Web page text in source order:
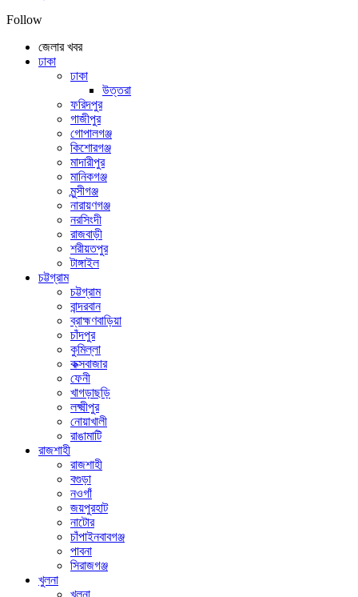
Follow
জেলার খবর
ঢাকা
ঢাকা
উত্তরা
ফরিদপুর
গাজীপুর
গোপালগঞ্জ
কিশোরগঞ্জ
মাদারীপুর
মানিকগঞ্জ
মুন্সীগঞ্জ
নারায়ণগঞ্জ
নরসিংদী
রাজবাড়ী
শরীয়তপুর
টাঙ্গাইল
চট্টগ্রাম
চট্টগ্রাম
বান্দরবান
ব্রাহ্মণবাড়িয়া
চাঁদপুর
কুমিল্লা
কক্সবাজার
ফেনী
খাগড়াছড়ি
লক্ষ্মীপুর
নোয়াখালী
রাঙামাটি
রাজশাহী
রাজশাহী
বগুড়া
নওগাঁ
জয়পুরহাট
নাটোর
চাঁপাইনবাবগঞ্জ
পাবনা
সিরাজগঞ্জ
খুলনা
খুলনা